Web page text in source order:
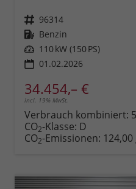
Fahrzeugnr. 96314
Kraftstoff Benzin
Leistung 110 kW (150 PS)
01.02.2026
34.454,– €
incl. 19% MwSt.
Verbrauch kombiniert:
CO2-Klasse: D
CO2-Emissionen: